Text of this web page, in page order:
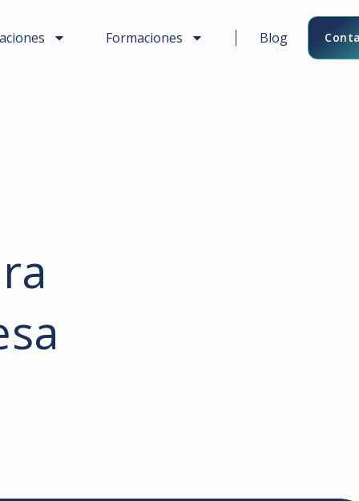
Formaciones Blog